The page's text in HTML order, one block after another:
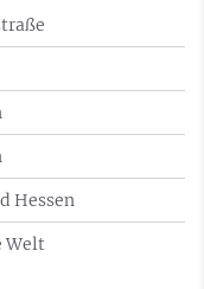
Hessen
Welt